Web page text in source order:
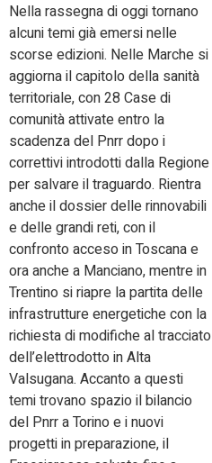
Nella rassegna di oggi tornano
alcuni temi già emersi nelle
scorse edizioni. Nelle Marche si
aggiorna il capitolo della sanità
territoriale, con 28 Case di
comunità attivate entro la
scadenza del Pnrr dopo i
correttivi introdotti dalla Regione
per salvare il traguardo. Rientra
anche il dossier delle rinnovabili
e delle grandi reti, con il
confronto acceso in Toscana e
ora anche a Manciano, mentre in
Trentino si riapre la partita delle
infrastrutture energetiche con la
richiesta di modifiche al tracciato
dell’elettrodotto in Alta
Valsugana. Accanto a questi
temi trovano spazio il bilancio
del Pnrr a Torino e i nuovi
progetti in preparazione, il